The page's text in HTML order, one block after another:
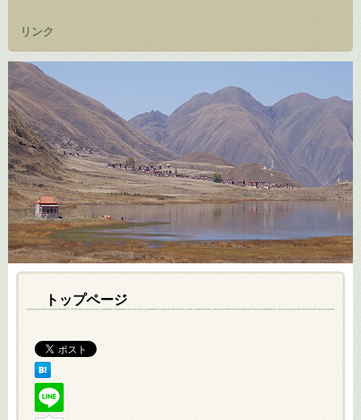
リンク
トップページ